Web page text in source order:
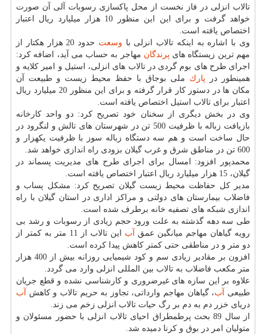
تالاب انزلی در فاز نخست از محل پاكسازی رسوبات آلی آن صورت
خواهد گرفت و برای این این منظور 10 هزار میلیارد ریال اعتبار
اختصاص یافته است.
وی با اشاره به اینكه تالاب انزلی با وسعت
حدود 20 هزار هكتار از
مهم ترین زیستگاه های پرندگان مهاجر به حساب می آید، اضافه كرد:
اجرای طرح های بوم گردی در تالاب های انزلی، استیل و امیر كلایه و
همینطور در پارك ملی بوجاق با حفظ محیط زیست و طبیعت آن
مكان ها در دستور كار قرار گرفته و برای این منظور 20 میلیارد ریال
اعتبار برای تالاب استیل اختصاص یافته است.
وی در بخش دیگری از سخنان خود تصریح كرد: دو واحد كارخانه
بازیافت زباله با ظرفیت 500 تن در شهرستان های تالش و لنگرود در
حال ساخت است و هم سه دستگاه زباله سوز با ظرفیت یكهزار و
600 تن در مناطق شرق و غرب گیلان بزودی راه اندازی خواهد شد.
محمدپور افزود: امسال برای اجرای طرح های مدیریت پسماند در
گیلان، 15 هزار میلیارد ریال اعتبار اختصاص یافته است.
مدیر كل حفاظت محیط زیست گیلان تصریح كرد: مشكل پساب و
فاضلاب بیمارستان های دولتی و مراكز اداری در استان گیلان با راه
اندازی شبكه های تصفیه خانه برطرف شده است.
طی سه دهه گذشته به علت ورود حجم زیادی از رسوبات و رشد بی
رویه گیاهان مهاجم میانگین عمق آب
این تالاب از 11 متر به كمتر از
دو متر و در مناطقی حتی كمتر كاهش پیدا كرده است.
افزون بر مقادیر زیادی سم و كود شیمیایی روزانه بیش از 400 هزار
متر مكعب فاضلاب به تالاب بین المللی انزلی وارد می گردد.
علاوه بر این سازه های غیرضروری و كارشناسی نشده و قطع جریان
طبیعی آب، گیاهان مهاجم وارداتی، تجاوز به حریم تالاب و كاهش آب
دریای خزر دم به دم بر رگ حیات تالاب انزلی زخم می زند.
از سال 89 بحث پرطمطراق احیای تالاب انزلی با حضور مسئولان و
متولیان امر در بوق و كرنا دمیده شد.